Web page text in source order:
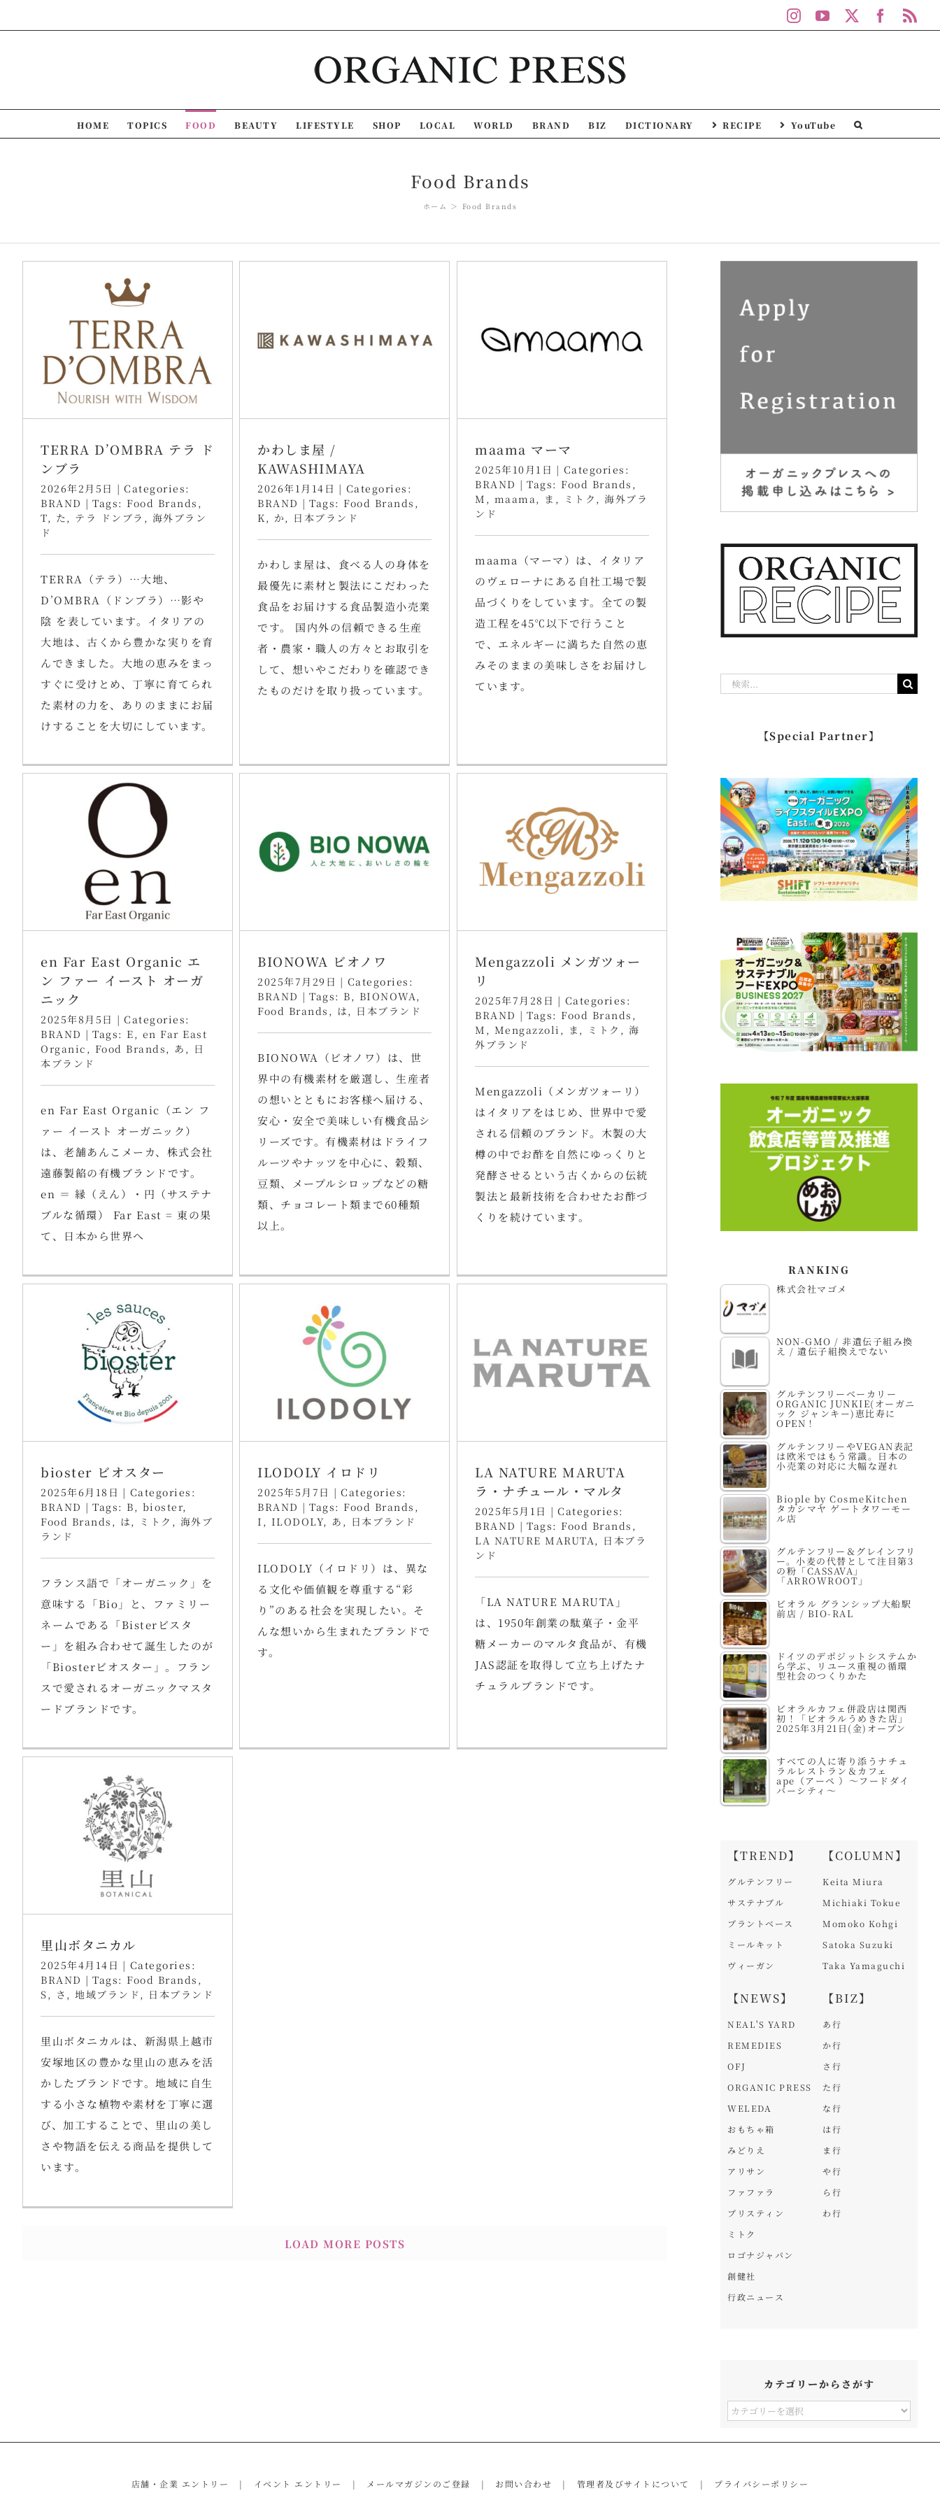
to
InstagramYouTube
HOME TOPICS FOOD BEAUTY LIFESTYLE SHOP LOCAL WORLD BRAND BIZ DICTIONARY RECIPE YouTube
Food Brands
ホーム Food Brands
TERRA D’OMBRA テラ ド
ンブラ
2026年2月5日 | Categories:
BRAND | Tags: Food Brands ,
T, た , テラ ドンブラ , 海外ブラン
ド
TERRA（テラ）…大地、
D’OMBRA（ドンブラ）…影や
陰 を表しています。イタリアの
大地は、古くから豊かな実りを育
んできました。大地の恵みをまっ
すぐに受けとめ、丁寧に育てられ
た素材の力を、ありのままにお届
けすることを大切にしています。
かわしま屋 /
KAWASHIMAYA
2026年1月14日 | Categories:
BRAND | Tags: Food Brands ,
K , か , 日本ブランド
かわしま屋は、食べる人の身体を
最優先に素材と製法にこだわった
食品をお届けする食品製造小売業
です。 国内外の信頼できる生産
者・農家・職人の方々とお取引を
して、想いやこだわりを確認でき
たものだけを取り扱っています。
maama マーマ
2025年10月1日 | Categories:
BRAND | Tags: Food Brands ,
M , maama , ま , ミトク , 海外ブラ
ンド
maama（マーマ）は、イタリア
のヴェローナにある自社工場で製
品づくりをしています。全ての製
造工程を45℃以下で行うこと
で、エネルギーに満ちた自然の恵
みそのままの美味しさをお届けし
ています。
en Far East Organic エ
ン ファー イースト オーガ
ニック
2025年8月5日 | Categories:
BRAND | Tags: E , en Far East
Organic , Food Brands , あ , 日
本ブランド
en Far East Organic（エン フ
ァー イースト オーガニック）
は、老舗あんこメーカ、株式会社
遠藤製餡の有機ブランドです。
en ＝ 縁（えん）・円（サステナ
ブルな循環） Far East = 東の果
て、日本から世界へ
BIONOWA ビオノワ
2025年7月29日 | Categories:
BRAND | Tags: B , BIONOWA ,
Food Brands , は , 日本ブランド
BIONOWA（ビオノワ）は、世
界中の有機素材を厳選し、生産者
の想いとともにお客様へ届ける、
安心・安全で美味しい有機食品シ
リーズです。有機素材はドライフ
ルーツやナッツを中心に、穀類、
豆類、メープルシロップなどの糖
類、チョコレート類まで60種類
以上。
Mengazzoli メンガツォー
リ
2025年7月28日 | Categories:
BRAND | Tags: Food Brands ,
M , Mengazzoli , ま , ミトク , 海
外ブランド
Mengazzoli（メンガツォーリ）
はイタリアをはじめ、世界中で愛
される信頼のブランド。木製の大
樽の中でお酢を自然にゆっくりと
発酵させるという古くからの伝統
製法と最新技術を合わせたお酢づ
くりを続けています。
bioster ビオスター
2025年6月18日 | Categories:
BRAND | Tags: B , bioster,
Food Brands , は , ミトク , 海外ブ
ランド
フランス語で「オーガニック」を
意味する「Bio」と、ファミリー
ネームである「Bisterビスタ
ー」を組み合わせて誕生したのが
「Biosterビオスター」。フラン
スで愛されるオーガニックマスタ
ードブランドです。
ILODOLY イロドリ
2025年5月7日 | Categories:
BRAND | Tags: Food Brands ,
I , ILODOLY, あ , 日本ブランド
ILODOLY（イロドリ）は、異な
る文化や価値観を尊重する“彩
り”のある社会を実現したい。そ
んな想いから生まれたブランドで
す。
LA NATURE MARUTA
ラ・ナチュール・マルタ
2025年5月1日 | Categories:
BRAND | Tags: Food Brands ,
LA NATURE MARUTA , 日本ブラ
ンド
「LA NATURE MARUTA」
は、1950年創業の駄菓子・金平
糖メーカーのマルタ食品が、有機
JAS認証を取得して立ち上げたナ
チュラルブランドです。
里山ボタニカル
2025年4月14日 | Categories:
BRAND | Tags: Food Brands ,
S , さ , 地域ブランド , 日本ブランド
里山ボタニカルは、新潟県上越市
安塚地区の豊かな里山の恵みを活
かしたブランドです。​地域に自生
する小さな植物や素材を丁寧に選
び、加工することで、里山の美し
さや物語を伝える商品を提供して
います。 ​
LOAD MORE POSTS
【Special Partner】
RANKING
株式会社マゴメ
NON-GMO / 非遺伝子組み換
え / 遺伝子組換えでない
グルテンフリーベーカリー
ORGANIC JUNKIE(オーガニ
ック ジャンキー)恵比寿に
OPEN！
グルテンフリーやVEGAN表記
は欧米ではもう常識。日本の
小売業の対応に大幅な遅れ
Biople by CosmeKitchen
タカシマヤ ゲートタワーモー
ル店
グルテンフリー＆グレインフリ
ー。小麦の代替として注目第3
の粉「CASSAVA」
「ARROWROOT」
ビオラル グランシップ大船駅
前店 / BIO-RAL
ドイツのデポジットシステムか
ら学ぶ、リユース重視の循環
型社会のつくりかた
ビオラルカフェ併設店は関西
初！「ビオラルうめきた店」
2025年3月21日(金)オープン
すべての人に寄り添うナチュ
ラルレストラン＆カフェ
ape（アーペ ）～フードダイ
バーシティ～
【TREND】
グルテンフリー
サステナブル
プラントベース
ミールキット
ヴィーガン
【NEWS】
NEAL'S YARD
REMEDIES
OFJ
ORGANIC PRESS
WELEDA
おもちゃ箱
みどりえ
アリサン
ファファラ
プリスティン
ミトク
ロゴナジャパン
創健社
行政ニュース
【COLUMN】
Keita Miura
Michiaki Tokue
Momoko Kohgi
Satoka Suzuki
Taka Yamaguchi
【BIZ】
あ行
か行
さ行
た行
な行
は行
ま行
や行
ら行
わ行
カテゴリーからさがす
カ
ー
店舗・企業 エントリー イベント エントリー メールマガジンのご登録 お問い合わせ 管理者及びサイトについて プライバシーポリシー